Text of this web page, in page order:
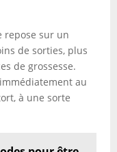
repose sur un
de sorties, plus
de grossesse.
au
à une sorte